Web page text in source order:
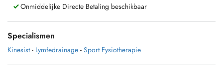
Onmiddelijke Directe Betaling beschikbaar
Specialismen
Kinesist - Lymfedrainage - Sport Fysiotherapie